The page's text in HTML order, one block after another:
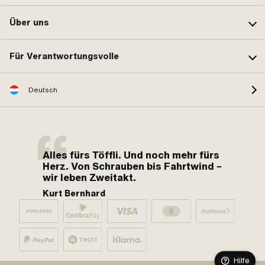
Über uns
Für Verantwortungsvolle
Deutsch
Alles fürs Töffli. Und noch mehr fürs
Herz. Von Schrauben bis Fahrtwind –
wir leben Zweitakt.
Kurt Bernhard
Hilfe